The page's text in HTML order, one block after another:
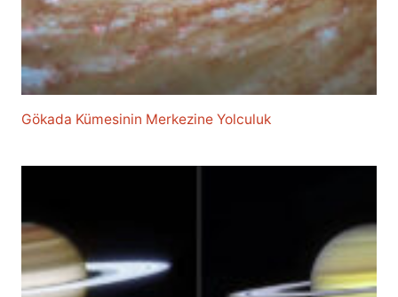
Gökada Kümesinin Merkezine Yolculuk